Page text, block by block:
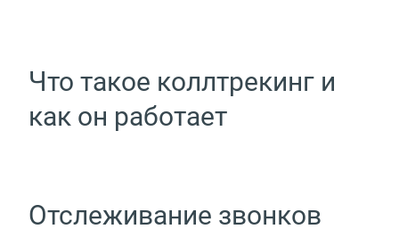
Что такое коллтрекинг и
как он работает
Отслеживание звонков